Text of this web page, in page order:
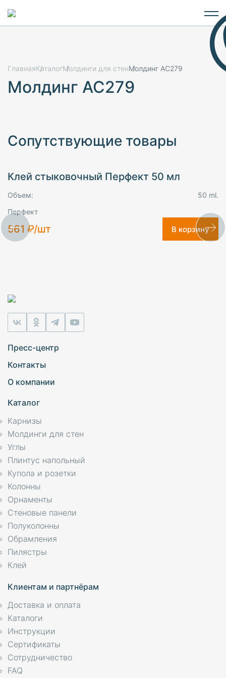
ГлавнаяКаталогМолдинги для стенМолдинг AC279
Молдинг AC279
Сопутствующие товары
Клей стыковочный Перфект 50 мл
Объем:
50 ml.
Перфект
561 ₽/шт В корзину
Пресс-центр
Контакты
О компании
Каталог
Карнизы
Молдинги для стен
Углы
Плинтус напольный
Купола и розетки
Колонны
Орнаменты
Стеновые панели
Полуколонны
Обрамления
Пилястры
Клей
Клиентам и партнёрам
Доставка и оплата
Каталоги
Инструкции
Сертификаты
Сотрудничество
FAQ